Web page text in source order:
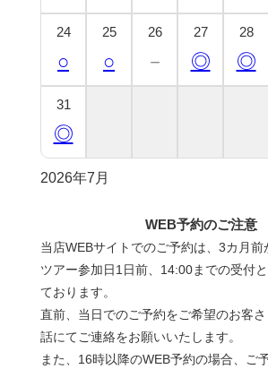
WEB予約のご注意
当店WEBサイトでのご予約は、3カ月前
ツアー参加日1日前、14:00までの受付
ております。
直前、当日でのご予約をご希望のお客
話にてご連絡をお願いいたします。
また、16時以降のWEB予約の場合、ご
24
○
25
○
26
－
27
◎
28
◎
31
◎
2026年7月